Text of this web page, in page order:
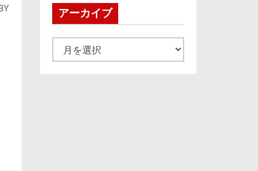
アーカイブ
ー